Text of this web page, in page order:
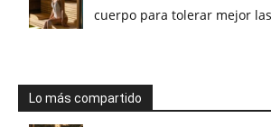
cuerpo para tolerar mejor
Lo más compartido